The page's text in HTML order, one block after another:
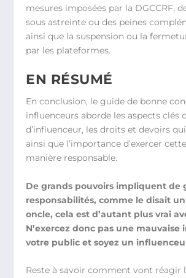
mesures imposées par la DGCCRF,
sous astreinte ou des peines
ainsi que la suspension ou la
par les plateformes.
EN RÉSUMÉ
En conclusion, le guide de bonne
influenceurs aborde les aspects clés
d’influenceur, les droits et devoirs
ainsi que l’importance d’exercer
manière responsable.
De grands pouvoirs impliquent de
responsabilités, comme le disait
oncle, cela est d’autant plus vrai
N’exercez donc pas une mauvaise
votre public et soyez un
Reste à savoir comment vont réagir